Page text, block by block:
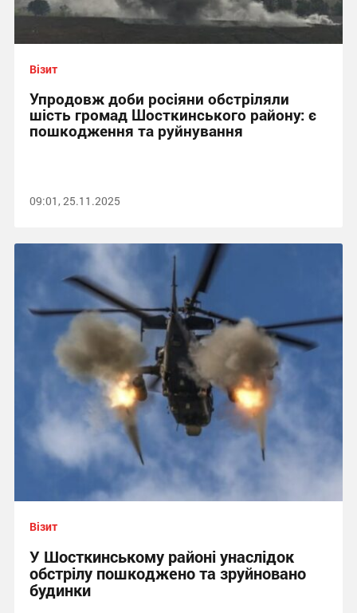
Візит
Упродовж доби росіяни обстріляли
шість громад Шосткинського району: є
пошкодження та руйнування
09:01, 25.11.2025
Візит
У Шосткинському районі унаслідок
обстрілу пошкоджено та зруйновано
будинки